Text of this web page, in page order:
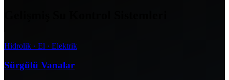
Hidrolik · El · Elektrik
Sürgülü Vanalar